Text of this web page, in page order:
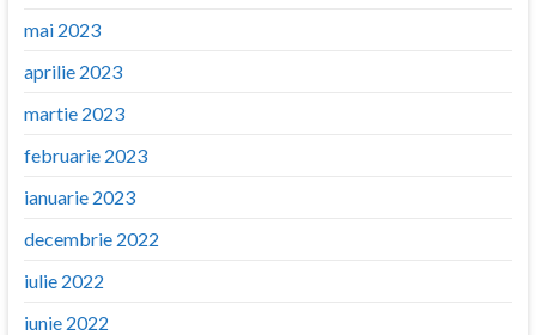
mai 2023
aprilie 2023
martie 2023
februarie 2023
ianuarie 2023
decembrie 2022
iulie 2022
iunie 2022